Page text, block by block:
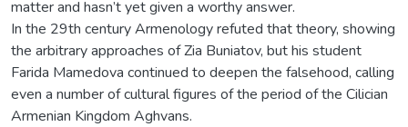
matter and hasn’t yet given a worthy answer.
In the 29th century Armenology refuted that theory, showing
the arbitrary approaches of Zia Buniatov, but his student
Farida Mamedova continued to deepen the falsehood, calling
even a number of cultural figures of the period of the Cilician
Armenian Kingdom Aghvans.